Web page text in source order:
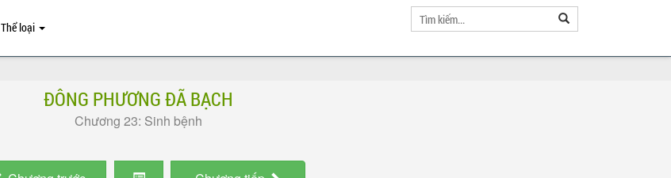
Thể loại
ĐÔNG PHƯƠNG ĐÃ BẠCH
Chương 23: Sinh bệnh